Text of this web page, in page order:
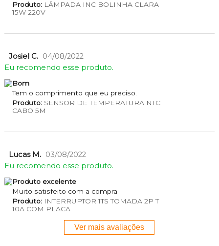
Produto:LÂMPADA INC BOLINHA CLARA
15W 220V
Josiel C. 04/08/2022
Eu recomendo esse produto.
Bom
Tem o comprimento que eu preciso.
Produto:SENSOR DE TEMPERATURA NTC
CABO 5M
Lucas M. 03/08/2022
Eu recomendo esse produto.
Produto excelente
Muito satisfeito com a compra
Produto:INTERRUPTOR 1TS TOMADA 2P T
10A COM PLACA
Ver mais avaliações